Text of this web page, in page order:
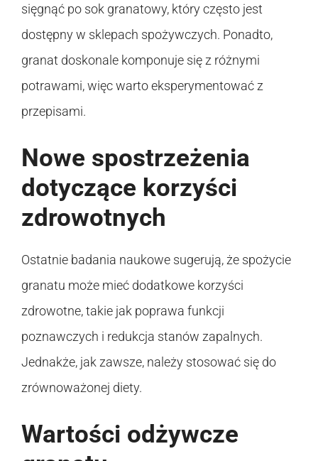
sięgnąć po sok granatowy, który często jest
dostępny w sklepach spożywczych. Ponadto,
granat doskonale komponuje się z różnymi
potrawami, więc warto eksperymentować z
przepisami.
Nowe spostrzeżenia
dotyczące korzyści
zdrowotnych
Ostatnie badania naukowe sugerują, że spożycie
granatu może mieć dodatkowe korzyści
zdrowotne, takie jak poprawa funkcji
poznawczych i redukcja stanów zapalnych.
Jednakże, jak zawsze, należy stosować się do
zrównoważonej diety.
Wartości odżywcze